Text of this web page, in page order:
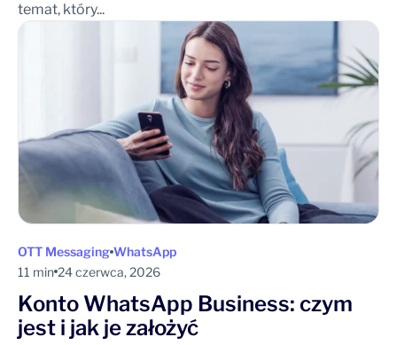
temat, który...
OTT Messaging WhatsApp
11 min 24 czerwca, 2026
Konto WhatsApp Business: czym
jest i jak je założyć